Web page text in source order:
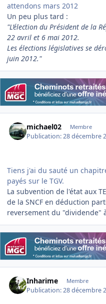
attendons mars 2012
Un peu plus tard :
"L’élection du Président de la
22 avril et 6 mai 2012.
Les élections législatives se
juin 2012."
michael02 Membre
Publication:28 décembre
Tiens j'ai du sauté un
payés sur le TGV.
La subvention de l'état aux
de la SNCF en déduction
reversement du "dividende"
Inharime Membre
Publication:28 décembre